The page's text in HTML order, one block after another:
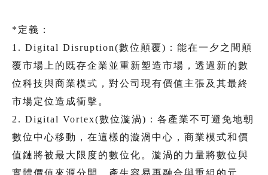
*定義：
1. Digital Disruption(數位顛覆)：能在一夕之間顛
覆市場上的既存企業並重新塑造市場，透過新的數
位科技與商業模式，對公司現有價值主張及其最終
市場定位造成衝擊。
2. Digital Vortex(數位漩渦)：各產業不可避免地朝
數位中心移動，在這樣的漩渦中心，商業模式和價
值鏈將被最大限度的數位化。漩渦的力量將數位與